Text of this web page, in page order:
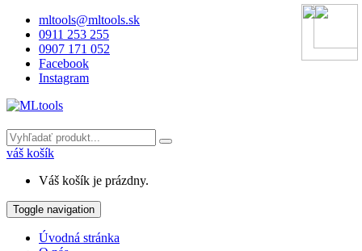
mltools@mltools.sk
0911 253 255
0907 171 052
Facebook
Instagram
váš košík
Váš košík je prázdny.
Toggle navigation
Úvodná stránka